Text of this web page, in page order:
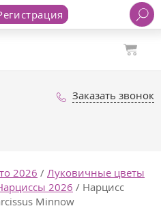
Заказать звонок
2026 / Луковичные цветы
2026 / Нарцисс
Minnow